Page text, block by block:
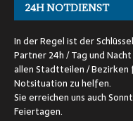
24H NOTDIENST
In der Regel ist der
Partner 24h / Tag und
allen Stadtteilen / Bezirken
Notsituation zu helfen.
Sie erreichen uns auch
Feiertagen.